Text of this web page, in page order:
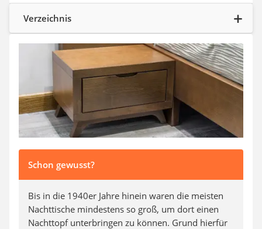
Geflügelschere
SUP-Board
Ferngesteuertes Auto
Beheizbare Handschuhe
Verzeichnis
Schon gewusst?
Bis in die 1940er Jahre hinein waren die meisten
Nachttische mindestens so groß, um dort einen
Nachttopf unterbringen zu können. Grund hierfür